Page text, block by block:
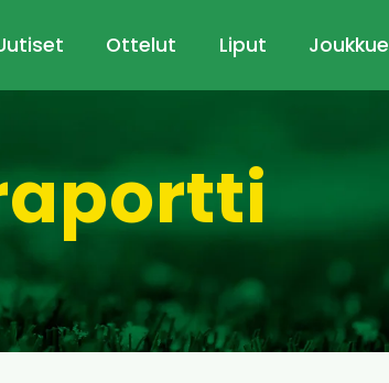
Ottelut Liput Joukkue